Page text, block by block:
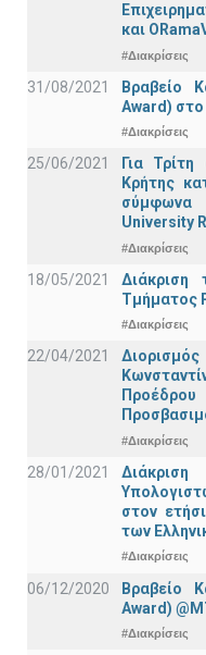
και
#Διακρίσεις
31/08/2021
Βραβείο
Award) στο
#Διακρίσεις
25/06/2021
Για
Κρήτης
σύμφωνα
University
#Διακρίσεις
18/05/2021
Διάκριση
Τμήματος
#Διακρίσεις
22/04/2021
#Διακρίσεις
28/01/2021
στον
των
#Διακρίσεις
06/12/2020
Βραβείο
Award)
#Διακρίσεις